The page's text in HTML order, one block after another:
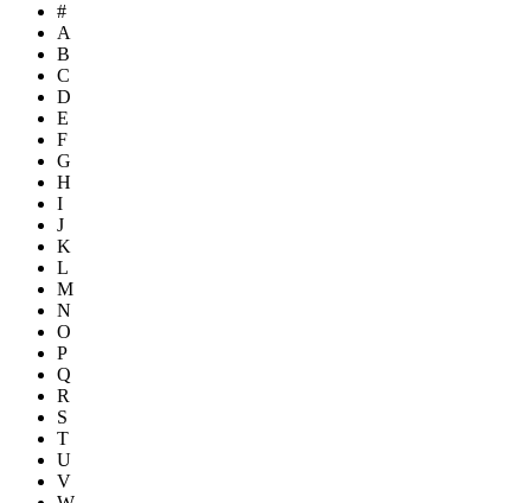
#
A
B
C
D
E
F
G
H
I
J
K
L
M
N
O
P
Q
R
S
T
U
V